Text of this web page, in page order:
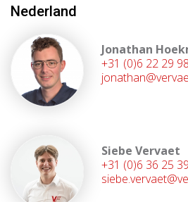
Nederland
Jonathan
+31 (0)6 22 29
Siebe Vervaet
+31 (0)6 36 25